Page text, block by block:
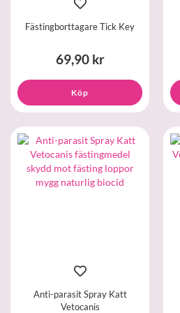
Fästingborttagare Tick Key
69,90 kr
Köp
Anti-parasit Spray Katt
Vetocanis